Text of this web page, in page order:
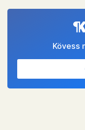
Kövess